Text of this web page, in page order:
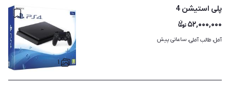
۱
پلی استیشن 4
۵۲,۰۰۰,۰۰۰
آمل، طالب آملی، ساعاتی پیش